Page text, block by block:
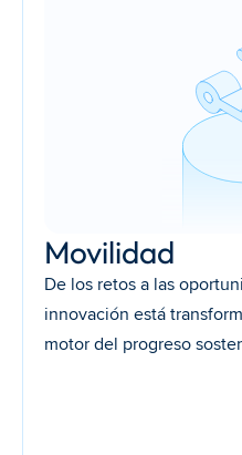
Movilidad
De los retos a las
innovación está
motor del progreso